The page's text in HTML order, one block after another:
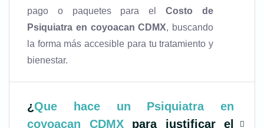
pago o paquetes para elCosto de
Psiquiatra en coyoacan CDMX, buscando
la forma más accesible para tu tratamiento y
bienestar.
¿Que hace un Psiquiatra en
coyoacan CDMXpara justificar el